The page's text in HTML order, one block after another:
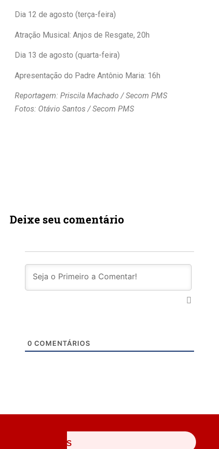
Dia 12 de agosto (terça-feira)
Atração Musical: Anjos de Resgate, 20h
Dia 13 de agosto (quarta-feira)
Apresentação do Padre Antônio Maria: 16h
Reportagem: Priscila Machado / Secom PMS
Fotos: Otávio Santos / Secom PMS
Deixe seu comentário
0 COMENTÁRIOS
ÚLTIMAS